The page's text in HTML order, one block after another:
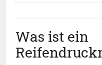
Was ist ein